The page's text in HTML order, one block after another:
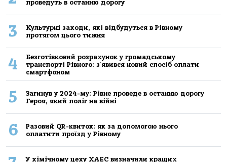
проведуть в останню дорогу
3
Культурні заходи, які відбудуться в Рівному
протягом цього тижня
4
Безготівковий розрахунок у громадському
транспорті Рівного: з'явився новий спосіб оплати
смартфоном
5
Загинув у 2024-му: Рівне проведе в останню дорогу
Героя, який поліг на війні
6
Разовий QR-квиток: як за допомогою нього
оплатити проїзд у Рівному
У хімічному цеху ХАЕС визначили кращих